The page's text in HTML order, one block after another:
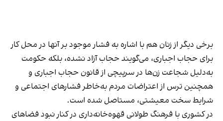
برخی دیگر از زنان هم با اشاره به فشار موجود بر آنها در محل کار
برای حجاب اجباری، می‌گویند حجاب آزاد نشده، بلکه حکومت
به‌دلیل شجاعت زن‌ها در سرپیچی از قانون حجاب اجباری و
همچنین ترس از اعتراضات مردم به‌خاطر فشارهای اجتماعی و
شرایط سخت معیشتی، مستاصل شده است.
در کشوری با فرهنگ طولانی قهوه‌‌خانه‌داری در کنار نبود فضاهای